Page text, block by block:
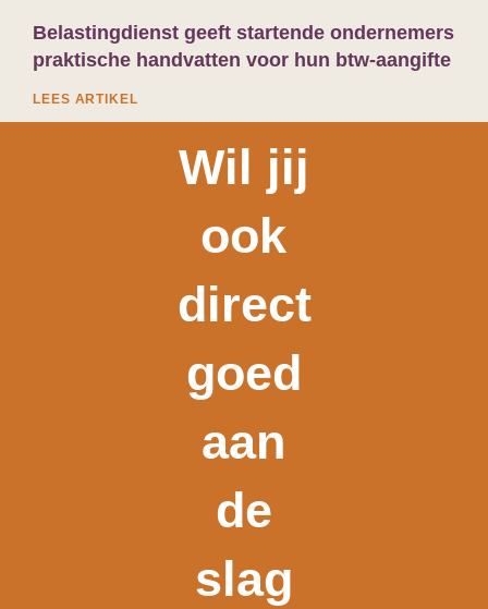
Belastingdienst geeft startende ondernemers
praktische handvatten voor hun btw-aangifte
LEES ARTIKEL
Wil jij
ook
direct
goed
aan
de
slag